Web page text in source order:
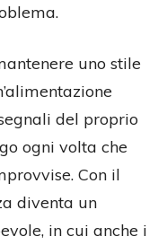
uno stile
del proprio
ogni volta che
Con il
diventa un
in cui anche i